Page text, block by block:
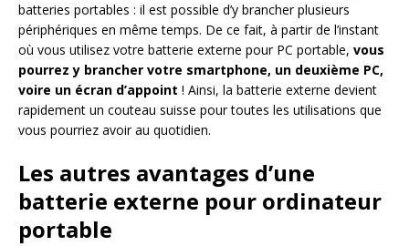
batteries portables : il est possible d’y brancher plusieurs
périphériques en même temps. De ce fait, à partir de l’instant
où vous utilisez votre batterie externe pour PC portable, vous
pourrez y brancher votre smartphone, un deuxième PC,
voire un écran d’appoint ! Ainsi, la batterie externe devient
rapidement un couteau suisse pour toutes les utilisations que
vous pourriez avoir au quotidien.
Les autres avantages d’une
batterie externe pour ordinateur
portable